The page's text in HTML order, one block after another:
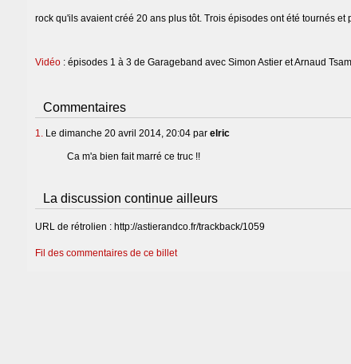
rock qu'ils avaient créé 20 ans plus tôt. Trois épisodes ont été tournés et
Vidéo : épisodes 1 à 3 de Garageband avec Simon Astier et Arnaud
Commentaires
1. Le dimanche 20 avril 2014, 20:04 par elric
Ca m'a bien fait marré ce truc !!
La discussion continue ailleurs
URL de rétrolien : http://astierandco.fr/trackback/1059
Fil des commentaires de ce billet